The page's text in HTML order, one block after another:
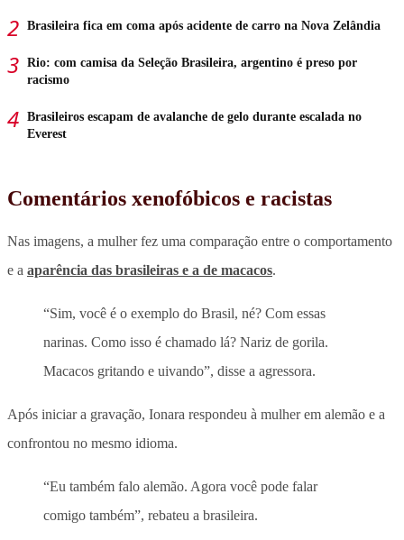
Brasileira fica em coma após acidente de carro na Nova Zelândia
Rio: com camisa da Seleção Brasileira, argentino é preso por
racismo
Brasileiros escapam de avalanche de gelo durante escalada no
Everest
Comentários xenofóbicos e racistas
Nas imagens, a mulher fez uma comparação entre o comportamento
e a aparência das brasileiras e a de macacos.
“Sim, você é o exemplo do Brasil, né? Com essas
narinas. Como isso é chamado lá? Nariz de gorila.
Macacos gritando e uivando”, disse a agressora.
Após iniciar a gravação, Ionara respondeu à mulher em alemão e a
confrontou no mesmo idioma.
“Eu também falo alemão. Agora você pode falar
comigo também”, rebateu a brasileira.